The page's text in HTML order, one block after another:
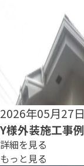
2026年05月25日
S様外装施工事例
詳細を見る
もっと見る